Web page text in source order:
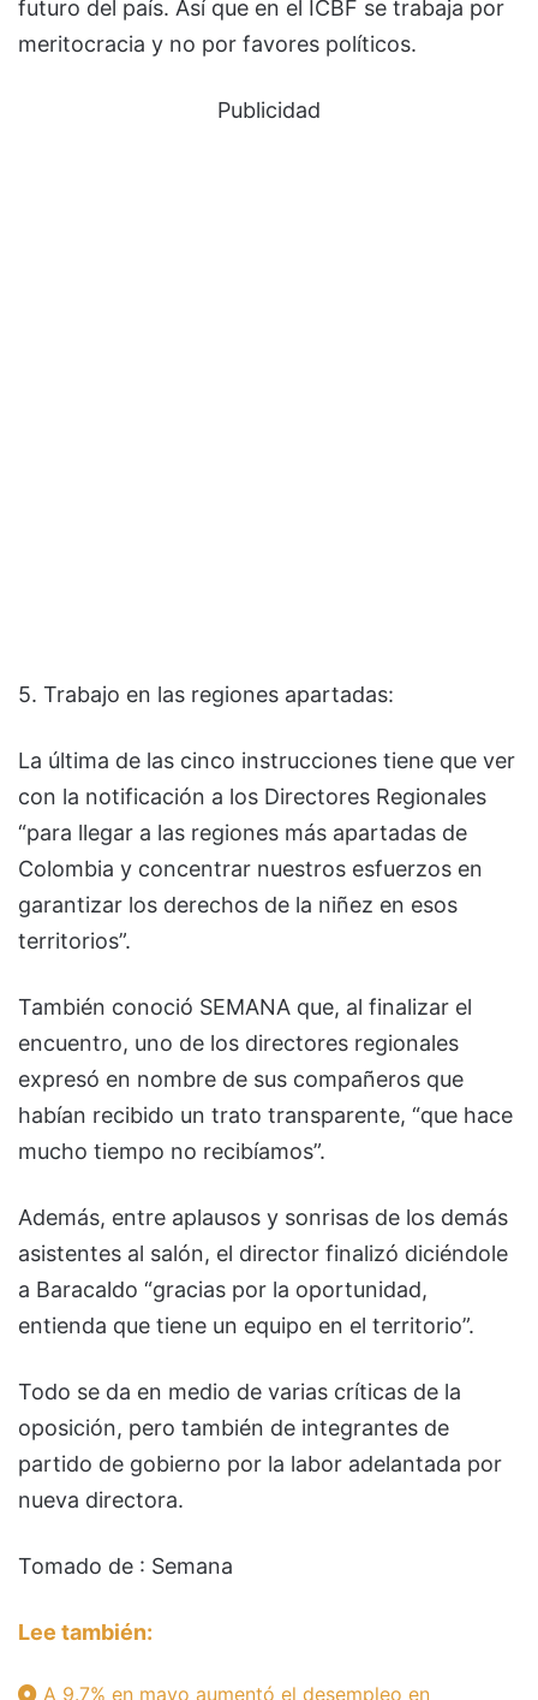
futuro del país. Así que en el ICBF se trabaja por
meritocracia y no por favores políticos.
Publicidad
5. Trabajo en las regiones apartadas:
La última de las cinco instrucciones tiene que ver
con la notificación a los Directores Regionales
“para llegar a las regiones más apartadas de
Colombia y concentrar nuestros esfuerzos en
garantizar los derechos de la niñez en esos
territorios”.
También conoció SEMANA que, al finalizar el
encuentro, uno de los directores regionales
expresó en nombre de sus compañeros que
habían recibido un trato transparente, “que hace
mucho tiempo no recibíamos”.
Además, entre aplausos y sonrisas de los demás
asistentes al salón, el director finalizó diciéndole
a Baracaldo “gracias por la oportunidad,
entienda que tiene un equipo en el territorio”.
Todo se da en medio de varias críticas de la
oposición, pero también de integrantes de
partido de gobierno por la labor adelantada por
nueva directora.
Tomado de : Semana
Lee también:
A 9.7% en mayo aumentó el desempleo en